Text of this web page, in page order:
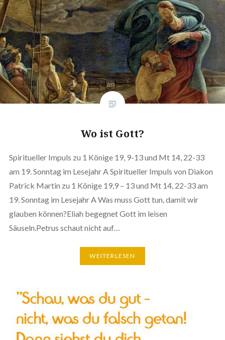
Wo ist Gott?
Spiritueller Impuls zu 1 Könige 19, 9-13 und Mt 14, 22-33
am 19. Sonntag im Lesejahr A Spiritueller Impuls von Diakon
Patrick Martin zu 1 Könige 19,9 – 13 und Mt 14, 22-33 am
19. Sonntag im Lesejahr A Was muss Gott tun, damit wir
glauben können?Eliah begegnet Gott im leisen
Säuseln.Petrus schaut nicht auf…
WEITERLESEN